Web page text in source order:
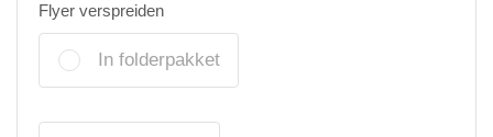
Flyer verspreiden
In folderpakket